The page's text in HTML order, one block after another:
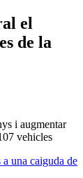
el
de la
i augmentar
vehicles
una caiguda de